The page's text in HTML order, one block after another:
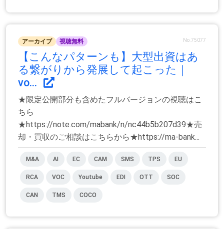
アーカイブ 視聴無料 No.75077
【こんなパターンも】大型出資はあ
る繋がりから発展して起こった｜
vo...
★限定公開部分も含めたフルバージョンの視聴はこ
ちら
★https://note.com/mabank/n/nc44b5b207d39★売
却・買収のご相談はこちらから★https://ma-bank...
M&A AI EC CAM SMS TPS EU
RCA VOC Youtube EDI OTT SOC
CAN TMS COCO